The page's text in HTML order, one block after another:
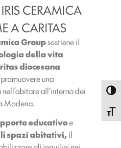
CERAMICA
A CARITAS
Groupsostiene il
della vita
diocesana
una
all’interno dei
Modena.
educativoe
spazi abitativi, il